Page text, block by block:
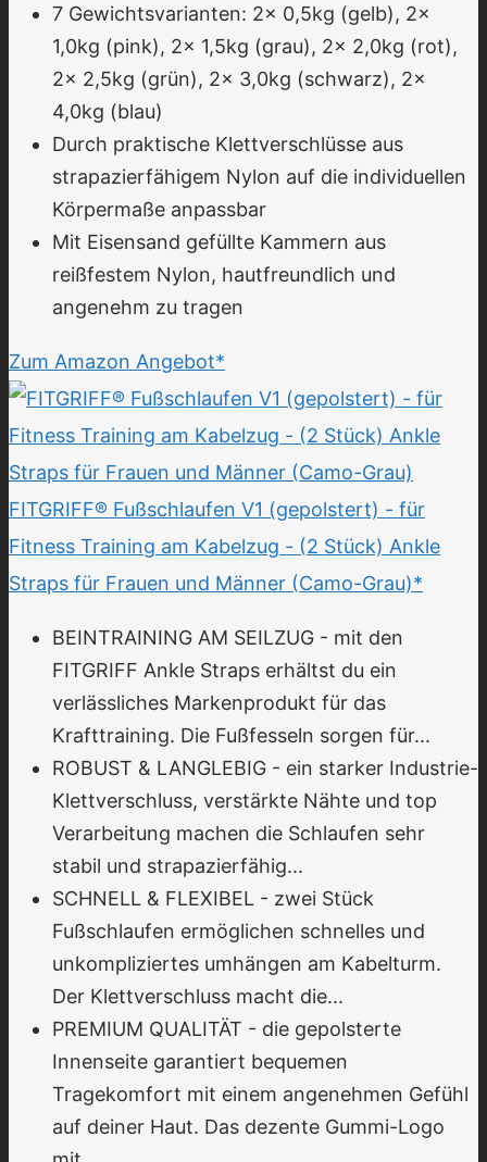
7 Gewichtsvarianten: 2x 0,5kg (gelb), 2x
1,0kg (pink), 2x 1,5kg (grau), 2x 2,0kg (rot),
2x 2,5kg (grün), 2x 3,0kg (schwarz), 2x
4,0kg (blau)
Durch praktische Klettverschlüsse aus
strapazierfähigem Nylon auf die individuellen
Körpermaße anpassbar
Mit Eisensand gefüllte Kammern aus
reißfestem Nylon, hautfreundlich und
angenehm zu tragen
Zum Amazon Angebot*
FITGRIFF® Fußschlaufen V1 (gepolstert) - für
Fitness Training am Kabelzug - (2 Stück) Ankle
Straps für Frauen und Männer (Ca­mo-Grau)*
BEINTRAINING AM SEILZUG - mit den
FITGRIFF Ankle Straps erhältst du ein
verlässliches Markenprodukt für das
Krafttraining. Die Fußfesseln sorgen für...
ROBUST & LANGLEBIG - ein starker Industrie-
Klettverschluss, verstärkte Nähte und top
Verarbeitung machen die Schlaufen sehr
stabil und strapazierfähig...
SCHNELL & FLEXIBEL - zwei Stück
Fußschlaufen ermöglichen schnelles und
unkompliziertes umhängen am Kabelturm.
Der Klettverschluss macht die...
PREMIUM QUALITÄT - die gepolsterte
Innenseite garantiert bequemen
Tragekomfort mit einem angenehmen Gefühl
auf deiner Haut. Das dezente Gummi-Logo